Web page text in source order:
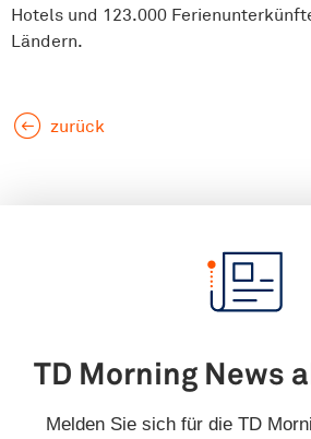
Hotels und 123.000
Ländern.
zurück
TD Morning News
Melden Sie sich für die TD